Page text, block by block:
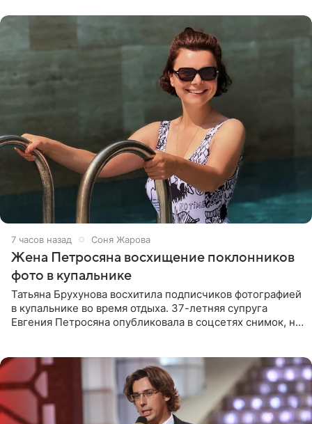
7 часов назад Соня Жарова
Жена Петросяна восхищение поклонников
фото в купальнике
Татьяна Брухунова восхитила подписчиков фотографией
в купальнике во время отдыха. 37-летняя супруга
Евгения Петросяна опубликовала в соцсетях снимок, на